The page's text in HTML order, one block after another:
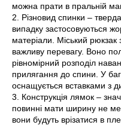
можна прати в пральній
2. Різновид спинки –
випадку застосовуються
матеріали. Міський
важливу перевагу. Воно
рівномірний розподіл
прилягання до спини. У
оснащується вставками з
3. Конструкція лямок –
повинні мати ширину не
вони будуть врізатися в